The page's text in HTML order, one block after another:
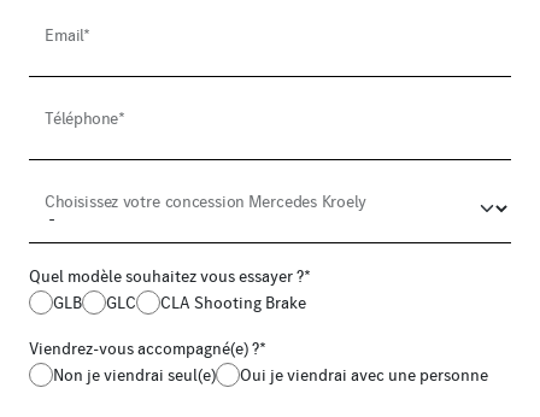
Email*
Téléphone*
Choisissez votre concession Mercedes Kroely
Quel modèle souhaitez vous essayer ?*
GLB
GLC CLA Shooting Brake
Viendrez-vous accompagné(e) ?*
Non je viendrai seul(e)
Oui je viendrai avec une personne